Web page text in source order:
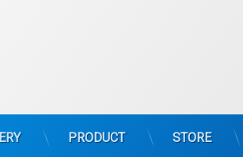
PRODUCT STORE